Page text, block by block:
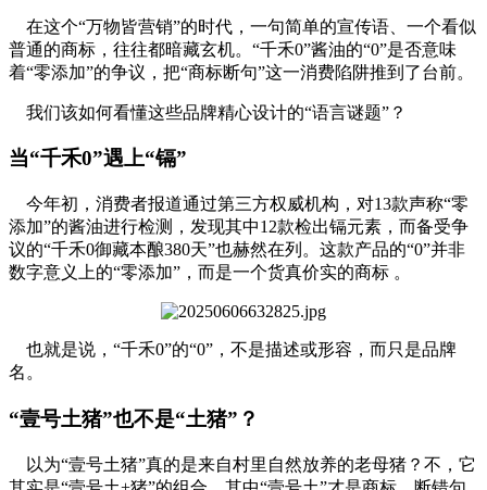
在这个“万物皆营销”的时代，一句简单的宣传语、一个看似
普通的商标，往往都暗藏玄机。“千禾0”酱油的“0”是否意味
着“零添加”的争议，把“商标断句”这一消费陷阱推到了台前。
我们该如何看懂这些品牌精心设计的“语言谜题”？
当“千禾0”遇上“镉”
今年初，消费者报道通过第三方权威机构，对13款声称“零
添加”的酱油进行检测，发现其中12款检出镉元素，而备受争
议的“千禾0御藏本酿380天”也赫然在列。这款产品的“0”并非
数字意义上的“零添加”，而是一个货真价实的商标 。
也就是说，“千禾0”的“0”，不是描述或形容，而只是品牌
名。
“壹号土猪”也不是“土猪”？
以为“壹号土猪”真的是来自村里自然放养的老母猪？不，它